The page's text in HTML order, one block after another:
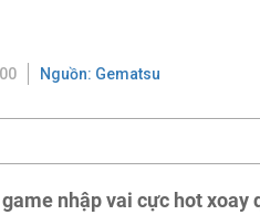
Nguồn: Gematsu
nhập vai cực hot xoay